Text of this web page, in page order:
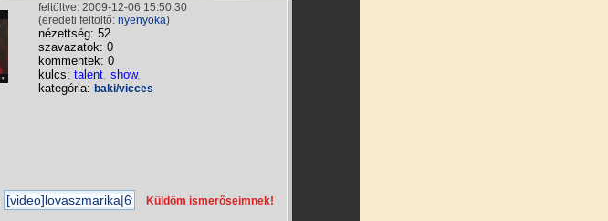
feltöltve: 2009-12-06 15:50:30
(eredeti feltöltő: nyenyoka)
nézettség: 52
szavazatok: 0
kommentek: 0
kulcs: talent, show,
kategória: baki/vicces
Küldöm ismerőseimnek!